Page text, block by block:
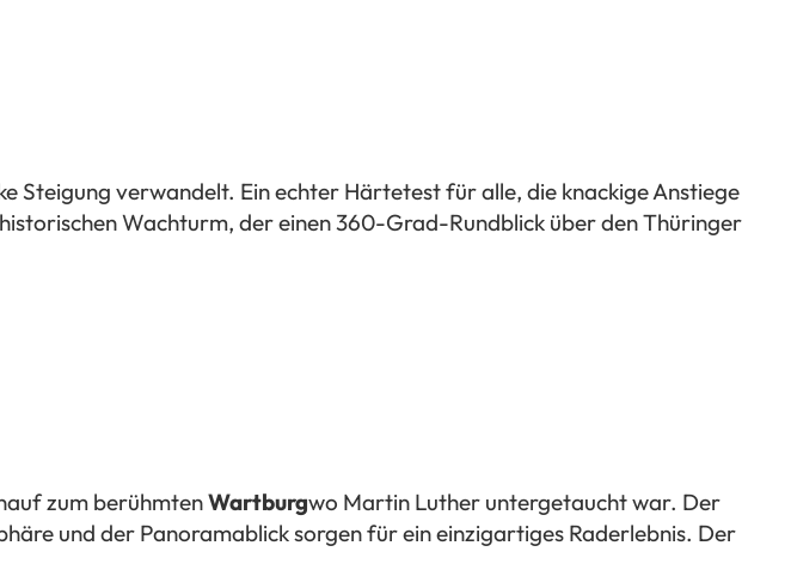
Steigung verwandelt. Ein echter Härtetest für alle, die knackige Anstiege
Wachturm, der einen 360-Grad-Rundblick über den Thüringer
zum berühmtenWartburgwo Martin Luther untergetaucht war. Der
und der Panoramablick sorgen für ein einzigartiges Raderlebnis. Der